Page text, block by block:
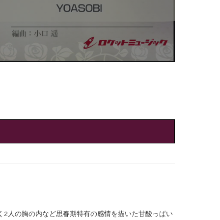
人の胸の内など思春期特有の感情を描いた甘酸っぱい